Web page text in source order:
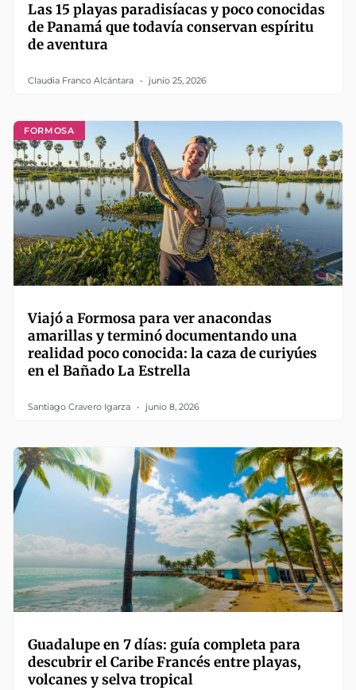
Las 15 playas paradisíacas y poco conocidas
de Panamá que todavía conservan espíritu
de aventura
Claudia Franco Alcántara junio 25, 2026
FORMOSA
Viajó a Formosa para ver anacondas
amarillas y terminó documentando una
realidad poco conocida: la caza de curiyúes
en el Bañado La Estrella
Santiago Cravero Igarza junio 8, 2026
Guadalupe en 7 días: guía completa para
descubrir el Caribe Francés entre playas,
volcanes y selva tropical